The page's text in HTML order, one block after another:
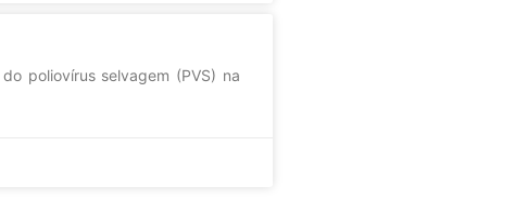
poliovírus selvagem (PVS) na